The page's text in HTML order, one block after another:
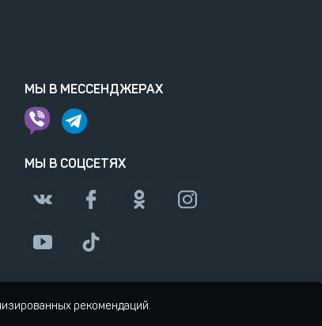
МЫ В МЕССЕНДЖЕРАХ
МЫ В СОЦСЕТЯХ
рекомендаций.